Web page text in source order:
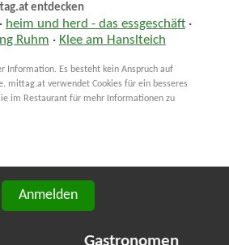
entdecken
heim und herd - das essgeschäft·
Ruhm · Klee am Hanslteich
Information. Es besteht kein Anspruch auf
mittag.at verwendet Cookies für ein besseres
im Restaurant für mehr Informationen zu
Anmelden
Gastronomen